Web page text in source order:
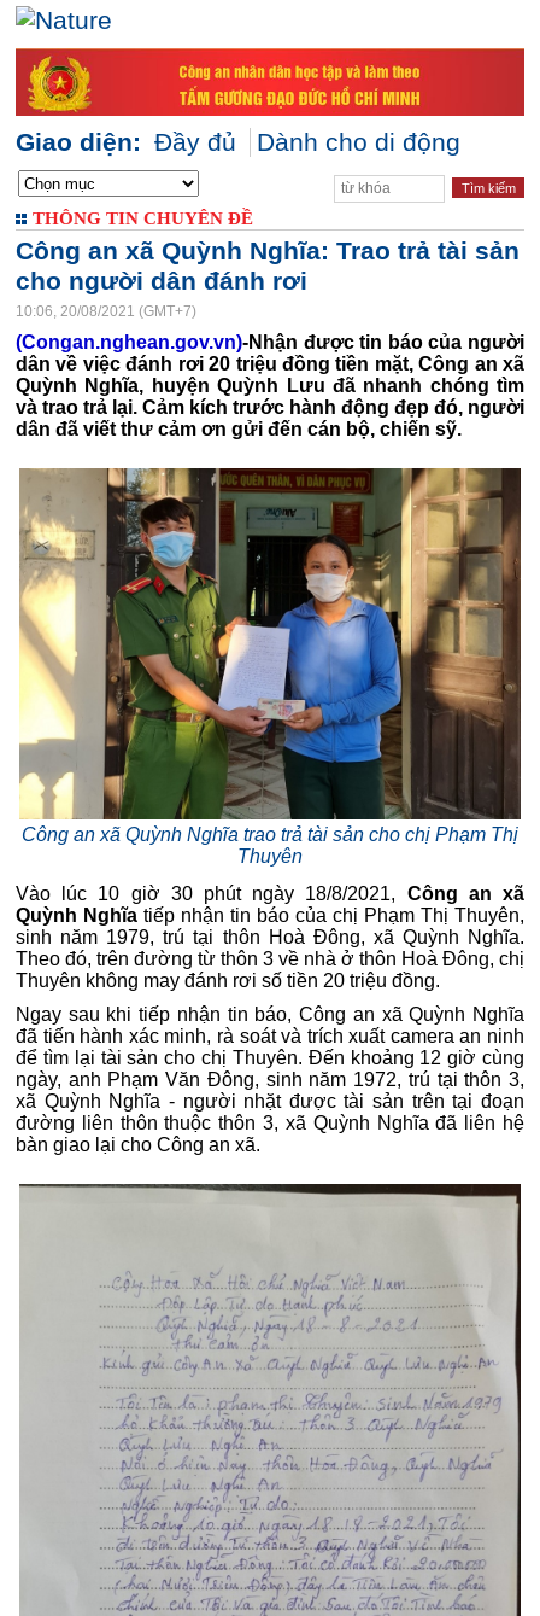
Giao diện: Đầy đủ Dành cho di động
THÔNG TIN CHUYÊN ĐỀ
Công an xã Quỳnh Nghĩa: Trao trả tài sản
cho người dân đánh rơi
10:06, 20/08/2021 (GMT+7)
(Congan.nghean.gov.vn)-Nhận được tin báo của người
dân về việc đánh rơi 20 triệu đồng tiền mặt, Công an xã
Quỳnh Nghĩa, huyện Quỳnh Lưu đã nhanh chóng tìm
và trao trả lại. Cảm kích trước hành động đẹp đó, người
dân đã viết thư cảm ơn gửi đến cán bộ, chiến sỹ.
Công an xã Quỳnh Nghĩa trao trả tài sản cho chị Phạm Thị
Thuyên
Vào lúc 10 giờ 30 phút ngày 18/8/2021, Công an xã
Quỳnh Nghĩa tiếp nhận tin báo của chị Phạm Thị Thuyên,
sinh năm 1979, trú tại thôn Hoà Đông, xã Quỳnh Nghĩa.
Theo đó, trên đường từ thôn 3 về nhà ở thôn Hoà Đông, chị
Thuyên không may đánh rơi số tiền 20 triệu đồng.
Ngay sau khi tiếp nhận tin báo, Công an xã Quỳnh Nghĩa
đã tiến hành xác minh, rà soát và trích xuất camera an ninh
để tìm lại tài sản cho chị Thuyên. Đến khoảng 12 giờ cùng
ngày, anh Phạm Văn Đông, sinh năm 1972, trú tại thôn 3,
xã Quỳnh Nghĩa - người nhặt được tài sản trên tại đoạn
đường liên thôn thuộc thôn 3, xã Quỳnh Nghĩa đã liên hệ
bàn giao lại cho Công an xã.